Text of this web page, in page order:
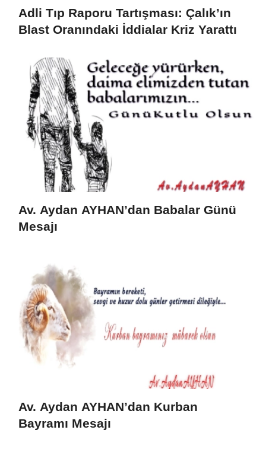
Adli Tıp Raporu Tartışması: Çalık’ın
Blast Oranındaki İddialar Kriz Yarattı
Av. Aydan AYHAN’dan Babalar Günü
Mesajı
Av. Aydan AYHAN’dan Kurban
Bayramı Mesajı